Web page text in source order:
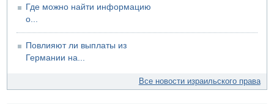
Где можно найти информацию
о...
Повлияют ли выплаты из
Германии на...
Все новости израильского права